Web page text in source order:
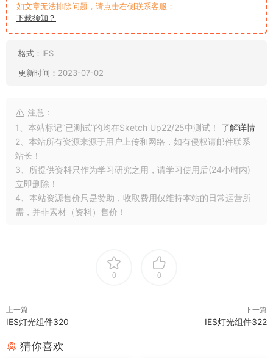
如文章无法排除问题，请点击右侧联系客服；
下载须知？
格式： IES
更新时间： 2023-07-02
注意：
1、本站标记“已测试”的均在Sketch Up22/25中测试！ 了解详情
2、本站所有资源来源于用户上传和网络，如有侵权请邮件联系
站长！
3、所提供资料只作为学习研究之用，请学习使用后(24小时内)
立即删除！
4、本站资源售价只是赞助，收取费用仅维持本站的日常运营所
需，并非素材（资料）售价！
0 0
上一篇
IES灯光组件320
下一篇
IES灯光组件322
猜你喜欢